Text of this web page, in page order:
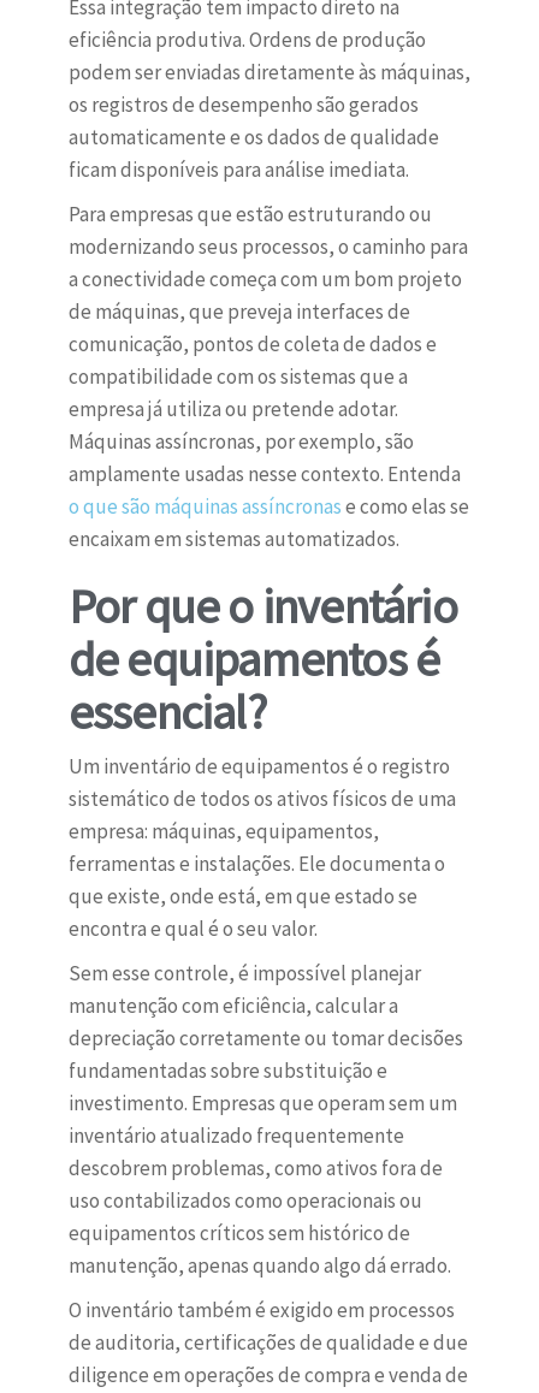
Essa integração tem impacto direto na
eficiência produtiva. Ordens de produção
podem ser enviadas diretamente às máquinas,
os registros de desempenho são gerados
automaticamente e os dados de qualidade
ficam disponíveis para análise imediata.
Para empresas que estão estruturando ou
modernizando seus processos, o caminho para
a conectividade começa com um bom projeto
de máquinas, que preveja interfaces de
comunicação, pontos de coleta de dados e
compatibilidade com os sistemas que a
empresa já utiliza ou pretende adotar.
Máquinas assíncronas, por exemplo, são
amplamente usadas nesse contexto. Entenda
o que são máquinas assíncronase como elas se
encaixam em sistemas automatizados.
Por que o inventário
de equipamentos é
essencial?
Um inventário de equipamentos é o registro
sistemático de todos os ativos físicos de uma
empresa: máquinas, equipamentos,
ferramentas e instalações. Ele documenta o
que existe, onde está, em que estado se
encontra e qual é o seu valor.
Sem esse controle, é impossível planejar
manutenção com eficiência, calcular a
depreciação corretamente ou tomar decisões
fundamentadas sobre substituição e
investimento. Empresas que operam sem um
inventário atualizado frequentemente
descobrem problemas, como ativos fora de
uso contabilizados como operacionais ou
equipamentos críticos sem histórico de
manutenção, apenas quando algo dá errado.
O inventário também é exigido em processos
de auditoria, certificações de qualidade e due
diligence em operações de compra e venda de